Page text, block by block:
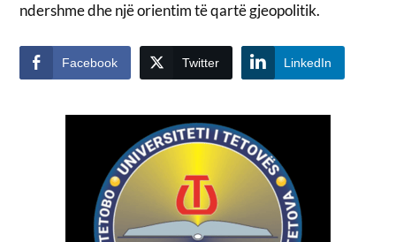
ndershme dhe një orientim të qartë gjeopolitik.
Facebook Twitter LinkedIn